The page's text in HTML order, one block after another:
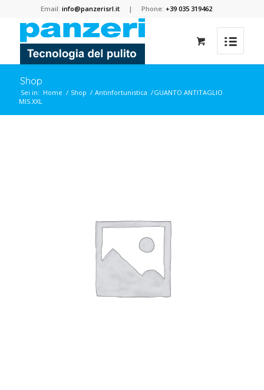
Email:info@panzerisrl.it | Phone:+39 035 319462
Shop
Sei in: Home / Shop / Antinfortunistica /GUANTO ANTITAGLIO
MIS.XXL